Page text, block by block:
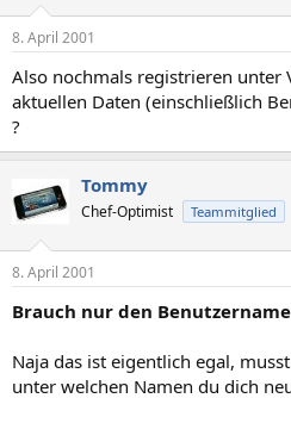
8. April 2001
Also nochmals registrieren unter
aktuellen Daten (einschließlich
?
Tommy
Chef-Optimist Teammitglied
8. April 2001
Brauch nur den
Naja das ist eigentlich egal,
unter welchen Namen du dich